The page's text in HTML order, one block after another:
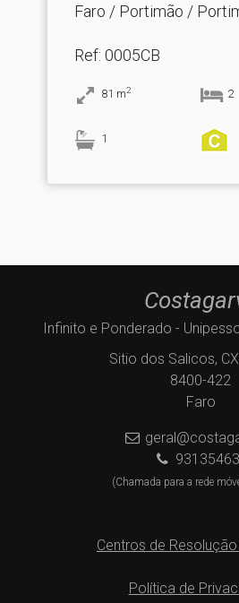
Faro / Portimão /
Ref: 0005CB
81 m2 2
1
Infinito e Ponderado -
Sitio dos Salicos,
8400-422
Faro
(Chamada para a rede
Centros de
Política de